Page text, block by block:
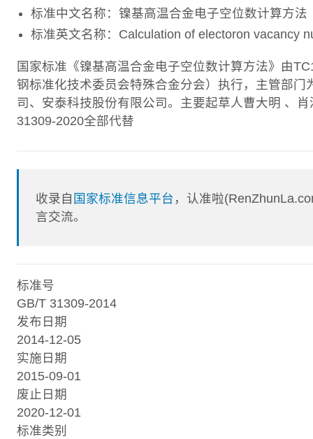
标准中文名称：镍基高温合金电子空位数计算方法
标准英文名称：Calculation of electoron vacancy
国家标准《镍基高温合金电子空位数计算方法》由
钢标准化技术委员会特殊合金分会）执行，主管部
司、安泰科技股份有限公司。主要起草人曹大明 、
31309-2020全部代替
收录自 国家标准信息平台 ，认准啦
言交流。
标准号
GB/T 31309-2014
发布日期
2014-12-05
实施日期
2015-09-01
废止日期
2020-12-01
标准类别